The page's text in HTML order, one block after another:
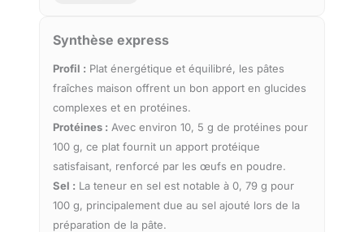
Synthèse express
Profil : Plat énergétique et équilibré, les pâtes
fraîches maison offrent un bon apport en glucides
complexes et en protéines.
Protéines : Avec environ 10, 5 g de protéines pour
100 g, ce plat fournit un apport protéique
satisfaisant, renforcé par les œufs en poudre.
Sel : La teneur en sel est notable à 0, 79 g pour
100 g, principalement due au sel ajouté lors de la
préparation de la pâte.